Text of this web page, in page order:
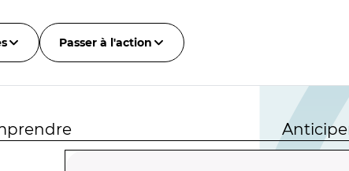
Passer à l'action